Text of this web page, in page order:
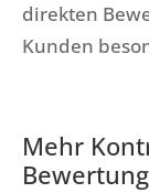
direkten
Kunden
Mehr